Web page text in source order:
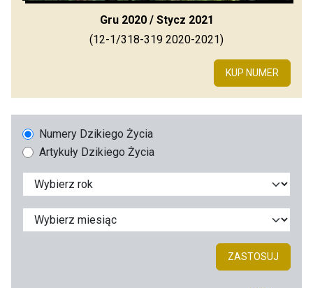
Gru 2020 / Stycz 2021
(12-1/318-319 2020-2021)
KUP NUMER
Numery Dzikiego Życia
Artykuły Dzikiego Życia
ZASTOSUJ